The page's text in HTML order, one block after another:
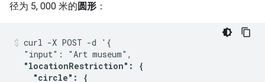
径为 5, 000 米的 圆形 ：
curl -X POST -d '{
  "input": "Art museum",
"locationRestriction": {
    "circle": {